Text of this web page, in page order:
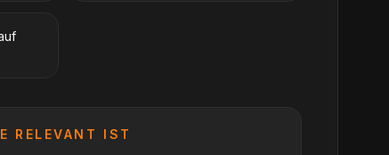
RELEVANT IST